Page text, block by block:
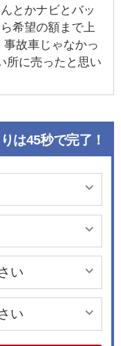
とかナビとバッ
希望の額まで上
故車じゃなかっ
所に売ったと思い
は45秒で完了！